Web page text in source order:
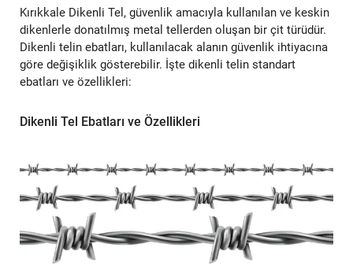
Kırıkkale Dikenli Tel, güvenlik amacıyla kullanılan ve keskin
dikenlerle donatılmış metal tellerden oluşan bir çit türüdür.
Dikenli telin ebatları, kullanılacak alanın güvenlik ihtiyacına
göre değişiklik gösterebilir. İşte dikenli telin standart
ebatları ve özellikleri:
Dikenli Tel Ebatları ve Özellikleri